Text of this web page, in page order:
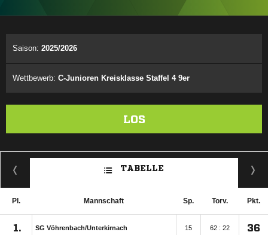
Saison: 2025/2026
Wettbewerb: C-Junioren Kreisklasse Staffel 4 9er
LOS
TABELLE
Pl. Mannschaft Sp. Torv. Pkt.
1. SG Vöhrenbach/​Unterkirnach 15 62 : 22 36